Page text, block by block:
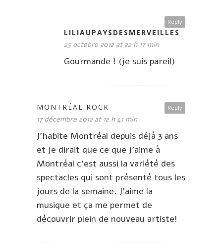
Reply
LILIAUPAYSDESMERVEILLES
25 octobre 2012 at 22 h 17 min
Gourmande ! (je suis pareil)
Reply
MONTRÉAL ROCK
17 décembre 2012 at 12 h 41 min
J’habite Montréal depuis déjà 3 ans
et je dirait que ce que j’aime à
Montréal c’est aussi la variété des
spectacles qui sont présenté tous les
jours de la semaine. J’aime la
musique et ça me permet de
découvrir plein de nouveau artiste!